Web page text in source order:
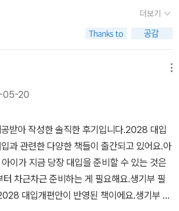
에도 생기부 작성에 골몰하는 베테랑 교사들의
을 읽는 모든 학생들의 3년간의 구슬 같은 노
꿰어질 수 있었으면 하는 바람이다.
책까지 한눈에 들어오도록 잘 정리되어 있
단순히 독후감을 위한 요약이 아니라, 학
에 맞는 독서 방향성을 가이드함으로써 책
리 역할을 톡톡히 하고 있음당~독서는 단순
고의 폭을 넓히고 자신의 목소리를 갖게 하
요성을 거듭 일깨워주네요개인적으로 관심
, 과학과 수학 관련 도서를 소개받으면서 와
번 읽어볼까? 싶은 도서들이 꽤 되더구만
참고도서 제목만 쫘라락 나열되어있는 선물같
는 대학 입시만을 위한 도구가 아니라, 자
기 위한 가장 확실한 무기이구나!를 우리 아
게 되길 바라며 생기부 독서 꿀팁 도서 추천
해서~~~어떤 책들을 읽으면 좋은가~~워낙
추천해준 책들 중에아이가 관심을 가지고 읽
누구신가~~~ 진심 찾아가서 조언을 듣고 싶
첫아이다보니 아직 모르는거 투성이의 학부모
사항들을 서문에서 다루고 있고이제 2028
이어디에 촛점을 맞춰서 뭐를 준비해야 되는
있어서 그 부분이 좋았어요다만 아쉬운 부분
진고2, 고3들을 위한 부분이 주 내용이고현 고
과 일선 학교 담당자들도모르는 경우가 많은
내후년에관련된 내용들이 보강이 되지 않을
있는 도서 목록이 있다고 한다. 어떤 책들인지
책이라면 가까운 시일 내에 아이와 함께 차
다. 이 책은 총 5장으로 구성되어 있다. 1, 2
위한 독서가 중요한지 차근차근 알려준다. 사
서 알고 있던 교육정보가 이제는 필요없는 정
할 수 있었다. 그래서 빠른 시간안에 다시 이
아닌가 싶다. 그리고 나머지 3장에서 5장은
, 수학계열의 추천 필독서 목록을 소개하고
부에 도움이 될 수 있는 필독서 100권을 소개
열이 아니라, 현직 고등학교 선생님들이 어벤
만든 그런 책인 것이다. 그렇기에 책의 간단
더보기
20
받아 작성한 솔직한 후기입니다.2028 대입
과 관련한 다양한 책들이 출간되고 있어요.아
이가 지금 당장 대입을 준비할 수 있는 것은
차근차근 준비하는 게 필요해요.생기부 필
대입개편안이 반영된 책이에요.생기부 필